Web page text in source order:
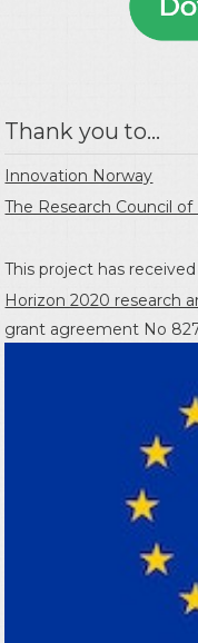
Thank you to...
Innovation Norway
The Research Council
This project has
Horizon 2020 research
grant agreement No